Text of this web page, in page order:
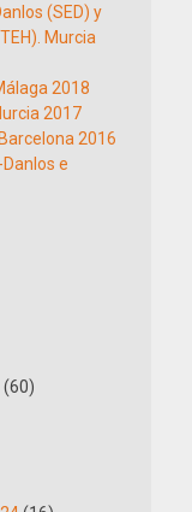
(SED) y
Murcia
2018
2017
2016
e
(60)